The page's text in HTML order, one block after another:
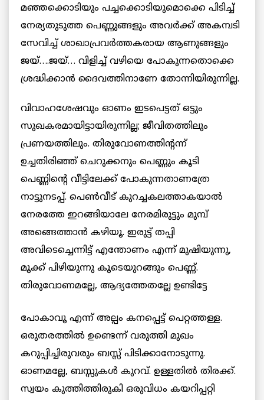
മഞ്ഞക്കൊടിയും പച്ചക്കൊടിയുമൊക്കെ പിടിച്ച്
നേര്യതുടുത്ത പെണ്ണുങ്ങളും അവര്‍ക്ക് അകമ്പടി
സേവിച്ച് ശാഖാപ്രവര്‍ത്തകരായ ആണുങ്ങളും
ജയ്….ജയ്… വിളിച്ച് വഴിയെ പോകുന്നതൊക്കെ
ശ്രദ്ധിക്കാന്‍ ദൈവത്തിനാണേ തോന്നിയിരുന്നില്ല.
വിവാഹശേഷവും ഓണം ഇടപെട്ടത് ഒട്ടും
സുഖകരമായിട്ടായിരുന്നില്ല; ജീവിതത്തിലും
പ്രണയത്തിലും. തിരുവോണത്തിന്റന്ന്
ഉച്ചതിരിഞ്ഞ് ചെറുക്കനും പെണ്ണും കൂടി
പെണ്ണിന്റെ വീട്ടിലേക്ക് പോകുന്നതാണത്രേ
നാട്ടുനടപ്പ്. പെണ്‍വീട് കുറച്ചകലത്താകയാല്‍
നേരത്തേ ഇറങ്ങിയാലേ നേരമിരുട്ടും മുമ്പ്
അങ്ങെത്താന്‍ കഴിയൂ. ഇരുട്ട് തപ്പി
അവിടെച്ചെന്നിട്ട് എന്തോണം എന്ന് മുഷിയുന്നു,
മൂക്ക് പിഴിയുന്നു കൂടെയുറങ്ങും പെണ്ണ്.
തിരുവോണമല്ലേ, ആദ്യത്തേതല്ലേ ഉണ്ടിട്ടേ
പോകാവൂ എന്ന് അല്പം കനപ്പെട്ട് പെറ്റത്തള്ള.
ഒരുതരത്തില്‍ ഉണ്ടെന്ന് വരുത്തി മുഖം
കറുപ്പിച്ചിരുവരും ബസ്സ് പിടിക്കാനോടുന്നു.
ഓണമല്ലേ, ബസ്സുകള്‍ കുറവ്. ഉള്ളതില്‍ തിരക്ക്.
സ്വയം കുത്തിത്തിരുകി ഒരുവിധം കയറിപ്പറ്റി